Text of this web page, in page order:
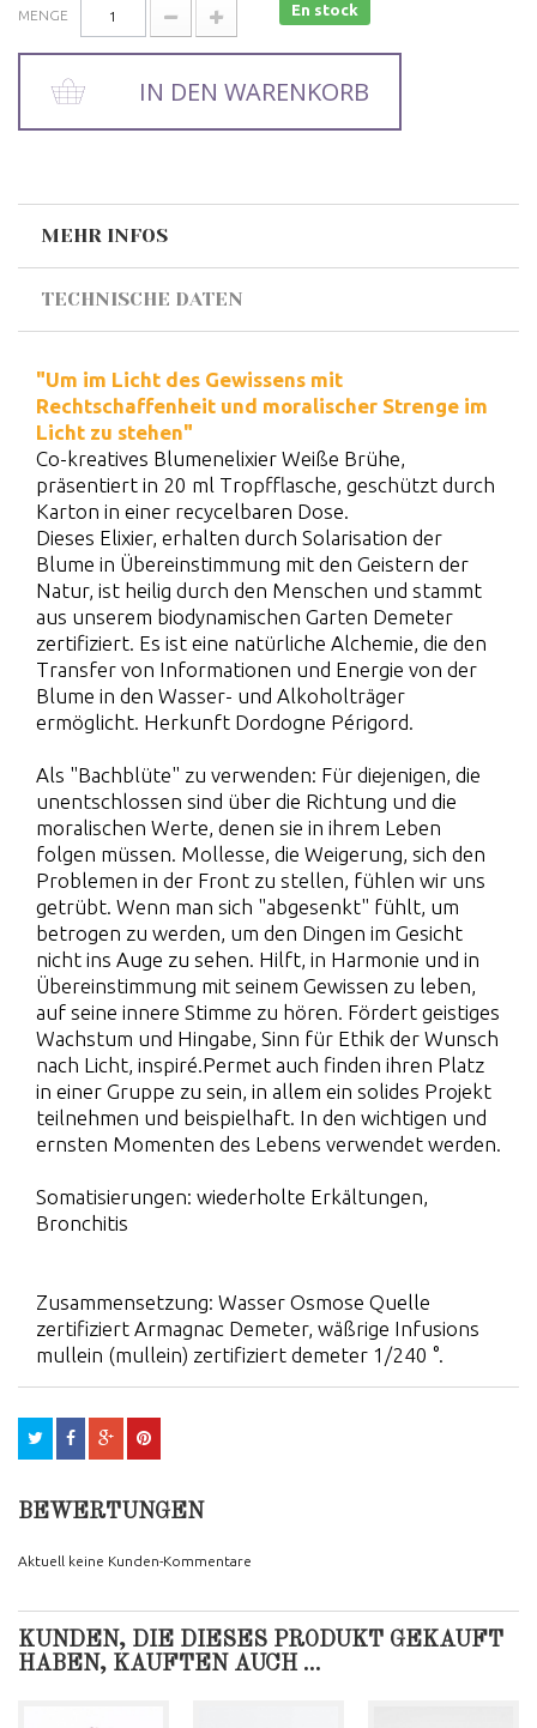
MENGE En stock
IN DEN WARENKORB
MEHR INFOS
TECHNISCHE DATEN
"Um im Licht des Gewissens mit
Rechtschaffenheit und moralischer Strenge im
Licht zu stehen"
Co-kreatives Blumenelixier Weiße Brühe,
präsentiert in 20 ml Tropfflasche, geschützt durch
Karton in einer recycelbaren Dose.
Dieses Elixier, erhalten durch Solarisation der
Blume in Übereinstimmung mit den Geistern der
Natur, ist heilig durch den Menschen und stammt
aus unserem biodynamischen Garten Demeter
zertifiziert. Es ist eine natürliche Alchemie, die den
Transfer von Informationen und Energie von der
Blume in den Wasser- und Alkoholträger
ermöglicht. Herkunft Dordogne Périgord.
Als "Bachblüte" zu verwenden: Für diejenigen, die
unentschlossen sind über die Richtung und die
moralischen Werte, denen sie in ihrem Leben
folgen müssen. Mollesse, die Weigerung, sich den
Problemen in der Front zu stellen, fühlen wir uns
getrübt. Wenn man sich "abgesenkt" fühlt, um
betrogen zu werden, um den Dingen im Gesicht
nicht ins Auge zu sehen. Hilft, in Harmonie und in
Übereinstimmung mit seinem Gewissen zu leben,
auf seine innere Stimme zu hören. Fördert geistiges
Wachstum und Hingabe, Sinn für Ethik der Wunsch
nach Licht, inspiré.Permet auch finden ihren Platz
in einer Gruppe zu sein, in allem ein solides Projekt
teilnehmen und beispielhaft. In den wichtigen und
ernsten Momenten des Lebens verwendet werden.
Somatisierungen: wiederholte Erkältungen,
Bronchitis
Zusammensetzung: Wasser Osmose Quelle
zertifiziert Armagnac Demeter, wäßrige Infusions
mullein (mullein) zertifiziert demeter 1/240 °.
BEWERTUNGEN
Aktuell keine Kunden-Kommentare
KUNDEN, DIE DIESES PRODUKT GEKAUFT
HABEN, KAUFTEN AUCH ...